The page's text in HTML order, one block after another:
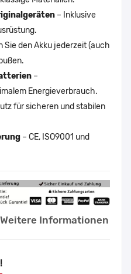
– Inklusive
Sie den Akku jederzeit (auch
–
Energieverbrauch.
für sicheren und stabilen
– CE, ISO9001 und
Weitere Informationen